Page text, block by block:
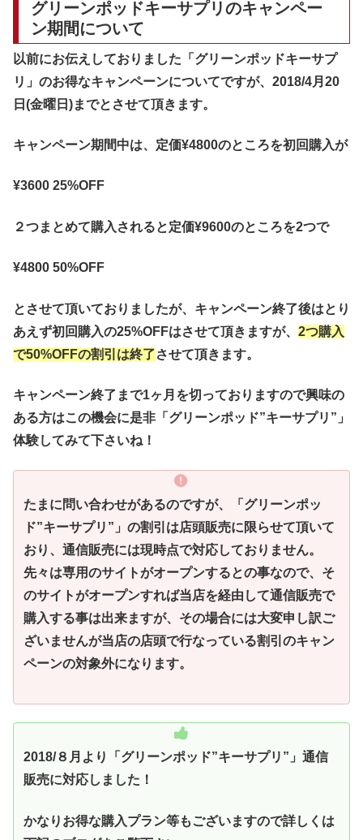
グリーンポッドキーサプリのキャンペー
ン期間について
以前にお伝えしておりました「グリーンポッドキーサプ
リ」のお得なキャンペーンについてですが、2018/4月20
日(金曜日)までとさせて頂きます。
キャンペーン期間中は、定価¥4800のところを初回購入が
¥3600 25%OFF
２つまとめて購入されると定価¥9600のところを2つで
¥4800 50%OFF
とさせて頂いておりましたが、キャンペーン終了後はとり
あえず初回購入の25%OFFはさせて頂きますが、 2つ購入
で50%OFFの割引は終了させて頂きます。
キャンペーン終了まで1ヶ月を切っておりますので興味の
ある方はこの機会に是非「グリーンポッド”キーサプリ”」
体験してみて下さいね！
たまに問い合わせがあるのですが、「グリーンポッ
ド”キーサプリ”」の割引は店頭販売に限らせて頂いて
おり、通信販売には現時点で対応しておりません。
先々は専用のサイトがオープンするとの事なので、そ
のサイトがオープンすれば当店を経由して通信販売で
購入する事は出来ますが、その場合には大変申し訳ご
ざいませんが当店の店頭で行なっている割引のキャン
ペーンの対象外になります。
2018/８月より
「グリーンポッド”キーサプリ”」通信
販売に対応しました！
かなりお得な購入プラン等もございますので詳しくは